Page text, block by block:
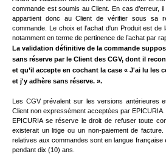
commande est soumis au Client. En cas d’erreur,
appartient donc au Client de vérifier sous sa
commande. Le choix et l'achat d'un Produit est de
notamment en terme de pertinence de l’achat par
La validation définitive de la commande
sans réserve par le Client des CGV, dont il
et qu’il accepte en cochant la case « J'ai lu les
et j'y adhère sans réserve. ».
Les CGV prévalent sur les versions antérieures
Client non expressément acceptées par EPICURIA.
EPICURIA se réserve le droit de refuser toute
existerait un litige ou un non-paiement de
relatives aux commandes sont en langue
pendant dix (10) ans.